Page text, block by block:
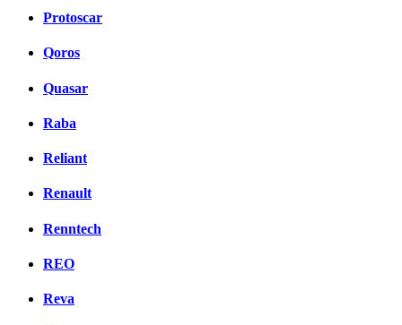
Protoscar
Qoros
Quasar
Raba
Reliant
Renault
Renntech
REO
Reva